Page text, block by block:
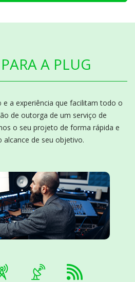
A PLUG
a experiência que facilitam todo o
de outorga de um serviço de
o seu projeto de forma rápida e
alcance de seu objetivo.